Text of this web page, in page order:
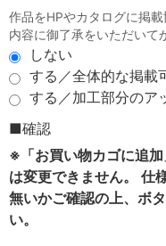
作品をHPやカタログに掲
内容に御了承をいただいて
しない
する／全体的な掲載
する／加工部分のア
■確認
※「お買い物カゴに追
は変更できません。 仕
無いかご確認の上、ボ
い。